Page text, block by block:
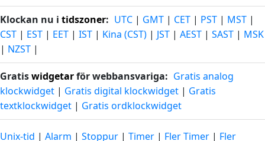
Klockan nu i tidszoner: UTC | GMT | CET | PST | MST |
CST | EST | EET | IST | Kina (CST) | JST | AEST | SAST | MSK
| NZST |
Gratiswidgetarför webbansvariga: Gratis analog
klockwidget | Gratis digital klockwidget | Gratis
textklockwidget | Gratis ordklockwidget
Unix-tid | Alarm | Stoppur | Timer | Fler Timer | Fler